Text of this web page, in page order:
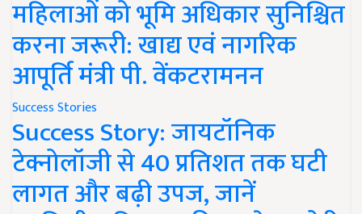
महिलाओं को भूमि अधिकार सुनिश्चित
करना जरूरी: खाद्य एवं नागरिक
आपूर्ति मंत्री पी. वेंकटरामनन
Success Stories
Success Story: जायटॉनिक
टेक्नोलॉजी से 40 प्रतिशत तक घटी
लागत और बढ़ी उपज, जानें